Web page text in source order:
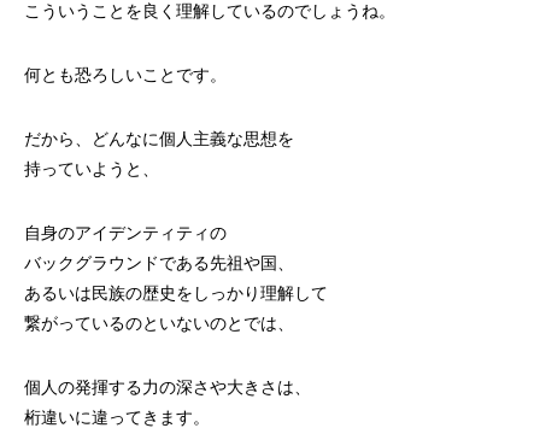
こういうことを良く理解しているのでしょうね。
何とも恐ろしいことです。
だから、どんなに個人主義な思想を
持っていようと、
自身のアイデンティティの
バックグラウンドである先祖や国、
あるいは民族の歴史をしっかり理解して
繋がっているのといないのとでは、
個人の発揮する力の深さや大きさは、
桁違いに違ってきます。